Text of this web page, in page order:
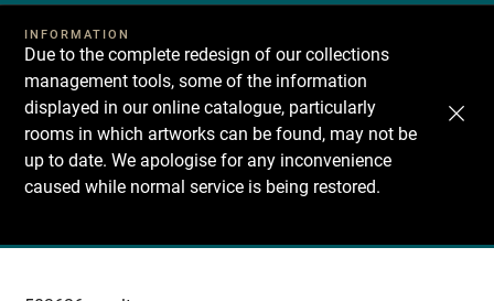
INFORMATION
Due to the complete redesign of our collections
management tools, some of the information
displayed in our online catalogue, particularly
rooms in which artworks can be found, may not be
up to date. We apologise for any inconvenience
caused while normal service is being restored.
Recherche